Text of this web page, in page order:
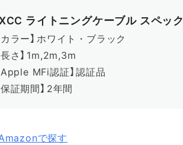
ライトニングケーブル スペック
カラー】 ホワイト・ブラック
長さ】 1m,2m,3m
Apple MFi認証】 認証品
保証期間】 2年間
で探す